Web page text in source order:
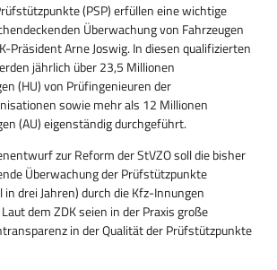
(PSP) erfüllen eine wichtige
Überwachung von Fahrzeugen
Präsident Arne Joswig. In diesen qualifizierten
jährlich über 23,5 Millionen
(HU) von Prüfingenieuren der
sowie mehr als 12 Millionen
(AU) eigenständig durchgeführt.
zur Reform der StVZO soll die bisher
Überwachung der Prüfstützpunkte
drei Jahren) durch die Kfz-Innungen
dem ZDK seien in der Praxis große
in der Qualität der Prüfstützpunkte